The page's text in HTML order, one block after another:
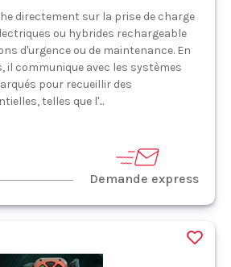
directement sur la prise de charge
ou hybrides rechargeable
d'urgence ou de maintenance. En
il communique avec les systèmes
pour recueillir des
telles que l'...
Demande express